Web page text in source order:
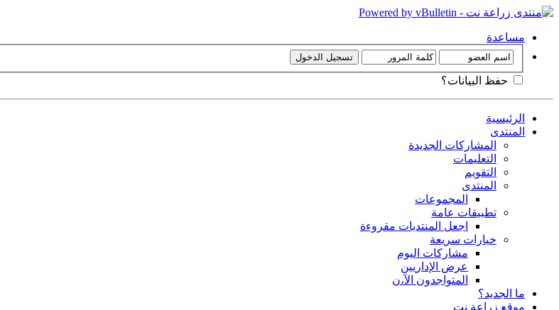
مساعدة
حفظ البيانات؟
الرئيسية
المنتدى
المشاركات الجديدة
التعليمات
التقويم
المنتدى
المجموعات
تطبيقات عامة
اجعل المنتديات مقروءة
خيارات سريعة
مشاركات اليوم
عرض الإداريين
المتواجدون الآ،ن
ما الجديد؟
موقع زراعة نت